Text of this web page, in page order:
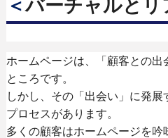
＜バーチャルとリ
ホームページは、「顧客との出
ところです。
しかし、その「出会い」に発
プロセスがあります。
多くの顧客はホームページを